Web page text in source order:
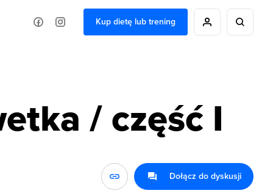
Kup dietę lub trening
/ część I
Dołącz do dyskusji